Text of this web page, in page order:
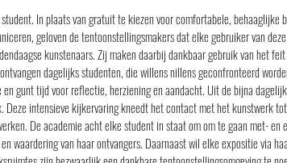
In plaats van gratuit te kiezen voor comfortabele, behaaglijke
geloven de tentoonstellingsmakers dat elke gebruiker van
kunstenaars. Zij maken daarbij dankbaar gebruik van het
dagelijks studenten, die willens nillens geconfronteerd
gunt tijd voor reflectie, herziening en aandacht. Uit de bijna
intensieve kijkervaring kneedt het contact met het kunstwerk
De academie acht elke student in staat om om te gaan met- en
waardering van haar ontvangers. Daarnaast wil elke expositie via